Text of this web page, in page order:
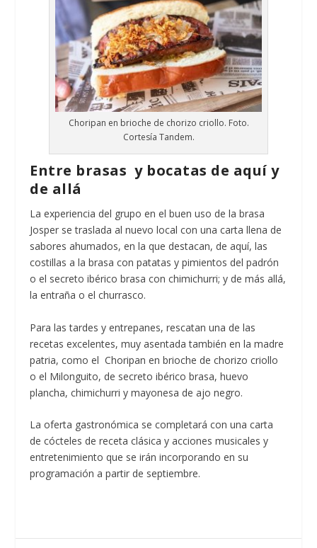
Choripan en brioche de chorizo criollo. Foto.
Cortesía Tandem.
Entre brasas y bocatas de aquí y
de allá
La experiencia del grupo en el buen uso de la brasa
Josper se traslada al nuevo local con una carta llena de
sabores ahumados, en la que destacan, de aquí, las
costillas a la brasa con patatas y pimientos del padrón
o el secreto ibérico brasa con chimichurri; y de más allá,
la entraña o el churrasco.
Para las tardes y entrepanes, rescatan una de las
recetas excelentes, muy asentada también en la madre
patria, como el Choripan en brioche de chorizo criollo
o el Milonguito, de secreto ibérico brasa, huevo
plancha, chimichurri y mayonesa de ajo negro.
La oferta gastronómica se completará con una carta
de cócteles de receta clásica y acciones musicales y
entretenimiento que se irán incorporando en su
programación a partir de septiembre.